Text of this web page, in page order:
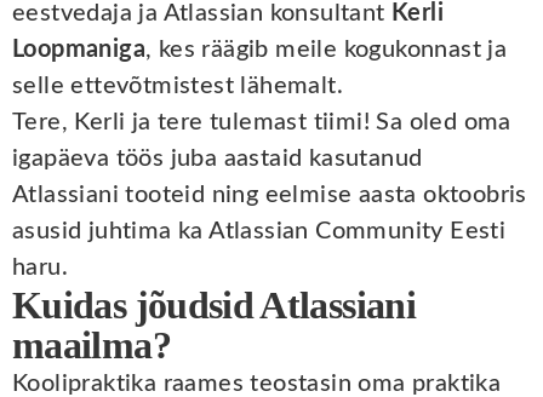
eestvedaja ja Atlassian konsultant Kerli
Loopmaniga, kes räägib meile kogukonnast ja
selle ettevõtmistest lähemalt.
Tere, Kerli ja tere tulemast tiimi! Sa oled oma
igapäeva töös juba aastaid kasutanud
Atlassiani tooteid ning eelmise aasta oktoobris
asusid juhtima ka Atlassian Community Eesti
haru.
Kuidas jõudsid Atlassiani
maailma?
Koolipraktika raames teostasin oma praktika